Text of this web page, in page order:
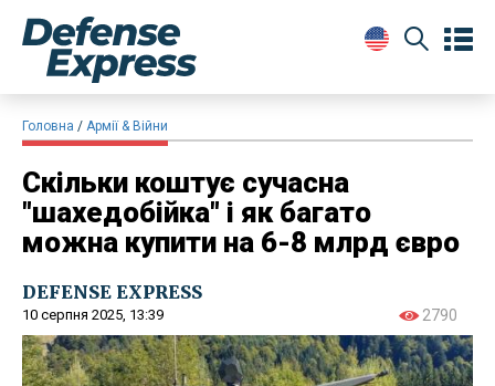
Головна Армії & Війни
Скільки коштує сучасна
"шахедобійка" і як багато
можна купити на 6-8 млрд євро
DEFENSE EXPRESS
10 серпня 2025, 13:39 2790